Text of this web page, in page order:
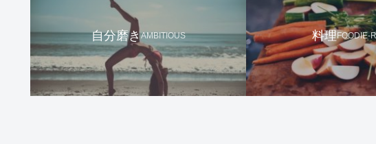
自分磨きAMBITIOUS 料理FOODIE-